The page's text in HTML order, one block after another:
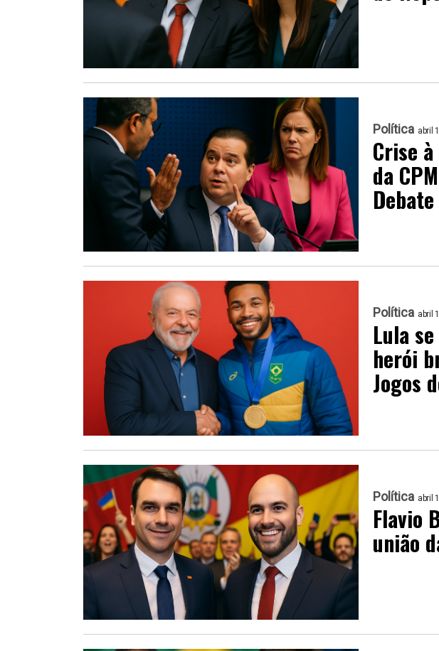
Política abril
Crise
da
Debate
Política abril
Lula
herói
Jogos
Política abril
Flavio
união